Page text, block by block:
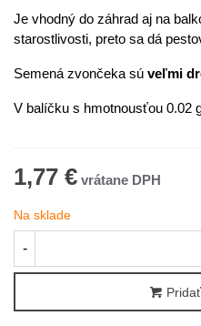
Je vhodný do záhrad aj na
starostlivosti, preto sa dá
Semená zvončeka sú veľmi
V balíčku s hmotnousťou 0.02
1,77 €
Na sklade
-